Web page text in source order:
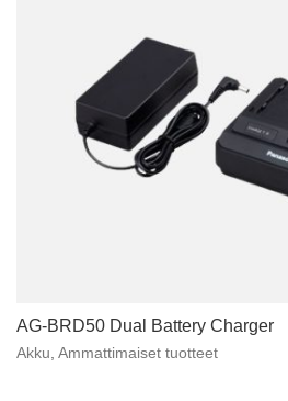
AG-BRD50 Dual Battery Charger
Akku Ammattimaiset tuotteet